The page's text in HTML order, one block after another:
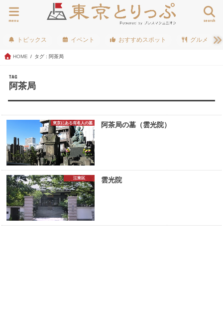
search
menu
トピックス イベント おすすめスポット グルメ
HOME タグ : 阿茶局
TAG
阿茶局
東京にある有名人の墓 阿茶局の墓（雲光院）
江東区 雲光院